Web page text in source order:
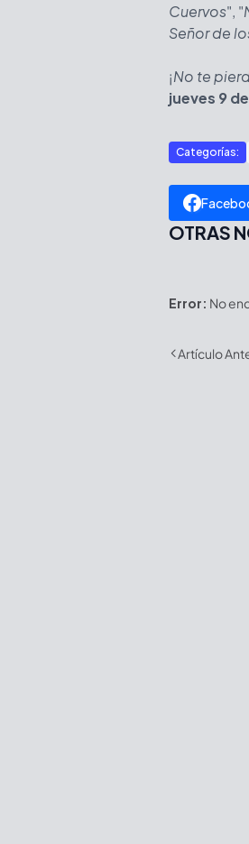
Cuervos", "
Señor de
¡No te
jueves 9
Categorías:
OTRAS
Error: No
Artículo